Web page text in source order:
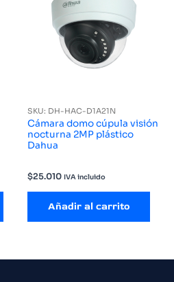
SKU: DH-HAC-D1A21N
Cámara domo cúpula visión
nocturna 2MP plástico
Dahua
$25.010 IVA incluido
Añadir al carrito